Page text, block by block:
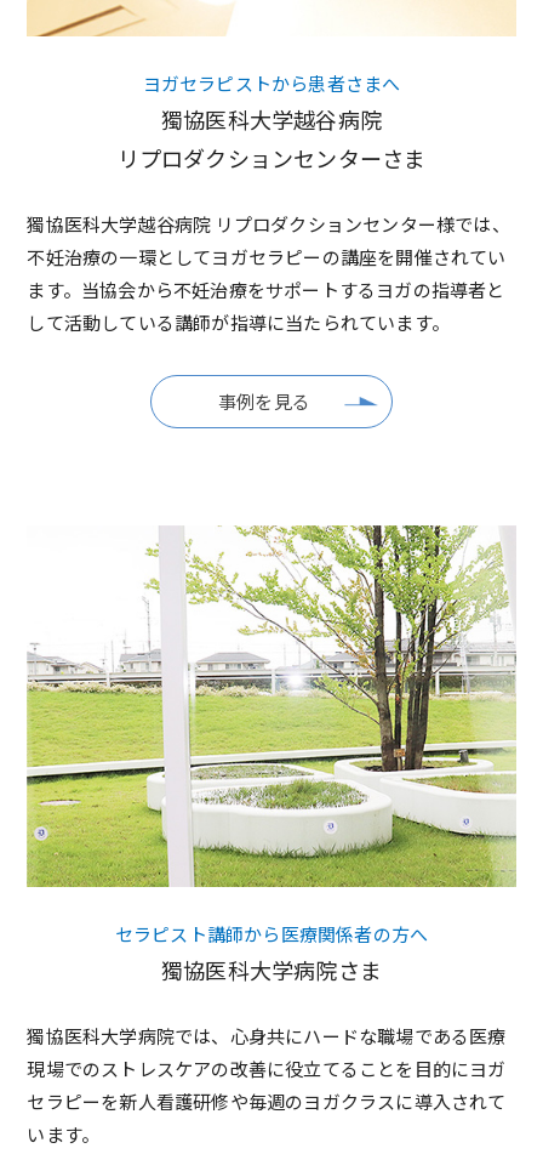
ヨガセラピストから患者さまへ
獨協医科大学越谷病院
リプロダクションセンターさま
獨協医科大学越谷病院 リプロダクションセンター様では、
不妊治療の一環としてヨガセラピーの講座を開催されてい
ます。当協会から不妊治療をサポートするヨガの指導者と
して活動している講師が指導に当たられています。
事例を見る
セラピスト講師から医療関係者の方へ
獨協医科大学病院さま
獨協医科大学病院では、心身共にハードな職場である医療
現場でのストレスケアの改善に役立てることを目的にヨガ
セラピーを新人看護研修や毎週のヨガクラスに導入されて
います。